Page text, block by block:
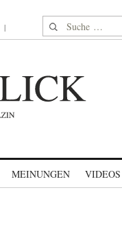
Suche nach:
MEINUNGEN VIDEOS